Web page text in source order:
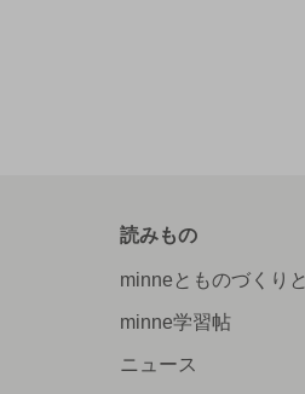
読みもの
minneとものづくりと
minne学習帖
ニュース